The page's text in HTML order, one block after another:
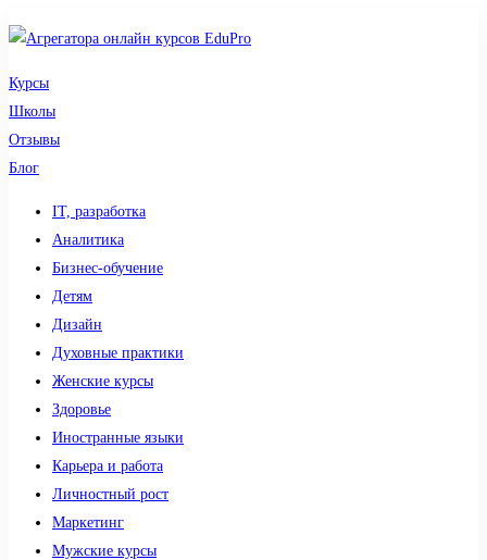
Курсы
Школы
Отзывы
Блог
IT, разработка
Аналитика
Бизнес-обучение
Детям
Дизайн
Духовные практики
Женские курсы
Здоровье
Иностранные языки
Карьера и работа
Личностный рост
Маркетинг
Мужские курсы